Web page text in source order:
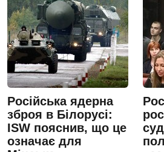
Російська ядерна
зброя в Білорусі:
ISW пояснив, що це
означає для